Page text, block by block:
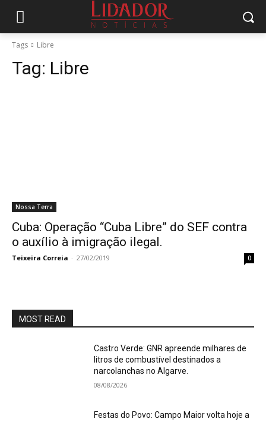
Tags Libre
Tag: Libre
Nossa Terra
Cuba: Operação “Cuba Libre” do SEF contra
o auxílio à imigração ilegal.
Teixeira Correia - 27/02/2019 0
MOST READ
Castro Verde: GNR apreende milhares de
litros de combustível destinados a
narcolanchas no Algarve.
08/08/2026
Festas do Povo: Campo Maior volta hoje a